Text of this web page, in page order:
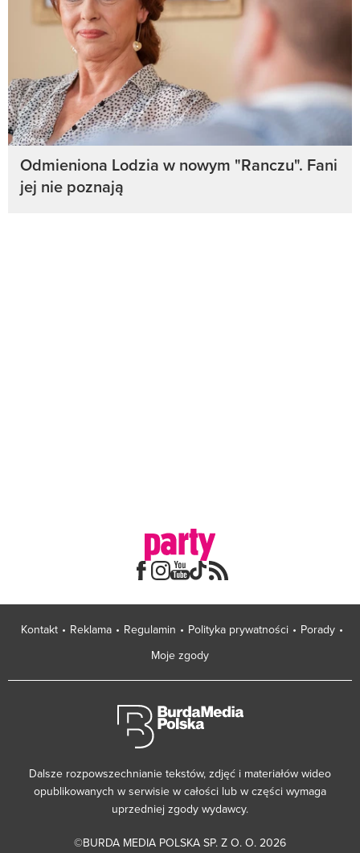
Odmieniona Lodzia w nowym "Ranczu". Fani
jej nie poznają
Kontakt Reklama Regulamin Polityka prywatności
Porady
Moje zgody
Dalsze rozpowszechnianie tekstów, zdjęć i materiałów wideo
opublikowanych w serwisie w całości lub w części wymaga
uprzedniej zgody wydawcy.
©BURDA MEDIA POLSKA SP. Z O. O. 2026